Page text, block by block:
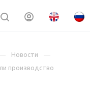
Новости
производство